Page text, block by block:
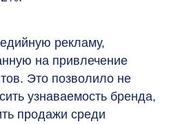
рекламу,
на привлечение
Это позволило не
узнаваемость бренда,
продажи среди